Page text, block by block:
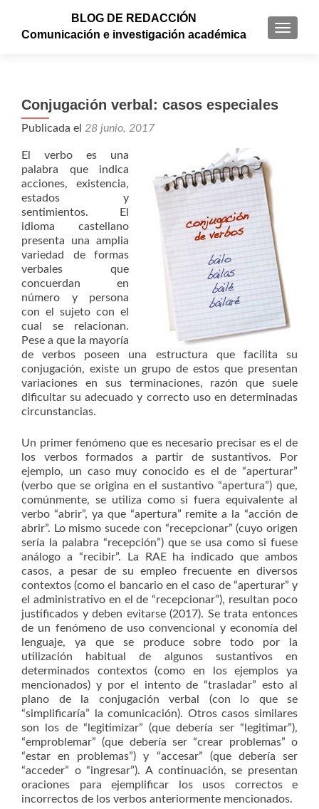
BLOG DE REDACCIÓN
Comunicación e investigación académica
Conjugación verbal: casos especiales
Publicada el 28 junio, 2017
El verbo es una
palabra que indica
acciones, existencia,
estados y
sentimientos. El
idioma castellano
presenta una amplia
variedad de formas
verbales que
concuerdan en
número y persona
con el sujeto con el
cual se relacionan.
Pese a que la mayoría
de verbos poseen una estructura que facilita su
conjugación, existe un grupo de estos que presentan
variaciones en sus terminaciones, razón que suele
dificultar su adecuado y correcto uso en determinadas
circunstancias.
Un primer fenómeno que es necesario precisar es el de
los verbos formados a partir de sustantivos. Por
ejemplo, un caso muy conocido es el de “aperturar”
(verbo que se origina en el sustantivo “apertura”) que,
comúnmente, se utiliza como si fuera equivalente al
verbo “abrir”, ya que “apertura” remite a la “acción de
abrir”. Lo mismo sucede con “recepcionar” (cuyo origen
sería la palabra “recepción”) que se usa como si fuese
análogo a “recibir”. La RAE ha indicado que ambos
casos, a pesar de su empleo frecuente en diversos
contextos (como el bancario en el caso de “aperturar” y
el administrativo en el de “recepcionar”), resultan poco
justificados y deben evitarse (2017). Se trata entonces
de un fenómeno de uso convencional y economía del
lenguaje, ya que se produce sobre todo por la
utilización habitual de algunos sustantivos en
determinados contextos (como en los ejemplos ya
mencionados) y por el intento de “trasladar” esto al
plano de la conjugación verbal (con lo que se
“simplificaría” la comunicación). Otros casos similares
son los de “legitimizar” (que debería ser “legitimar”),
“emproblemar” (que debería ser “crear problemas” o
“estar en problemas”) y “accesar” (que debería ser
“acceder” o “ingresar”). A continuación, se presentan
oraciones para ejemplificar los usos correctos e
incorrectos de los verbos anteriormente mencionados.